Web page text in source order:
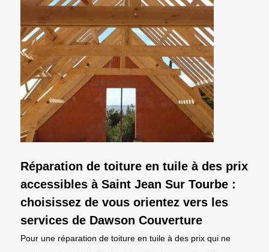
Réparation de toiture en tuile à des prix
accessibles à Saint Jean Sur Tourbe :
choisissez de vous orientez vers les
services de Dawson Couverture
Pour une réparation de toiture en tuile à des prix qui ne